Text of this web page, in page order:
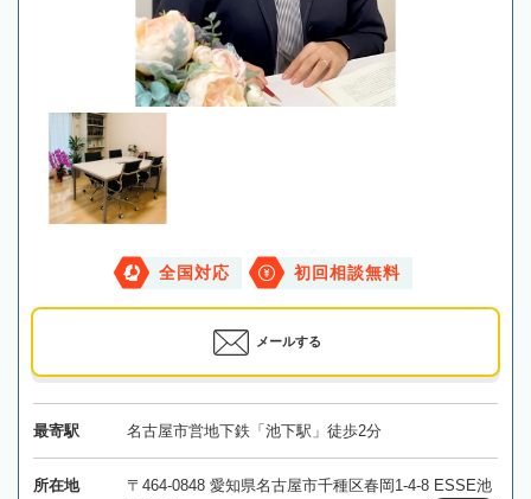
全国対応 初回相談無料
メールする
最寄駅 名古屋市営地下鉄「池下駅」徒歩2分
所在地
〒464-0848 愛知県名古屋市千種区春岡1-4-8 ESSE池